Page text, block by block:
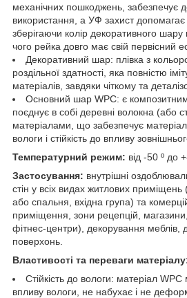
механічних пошкоджень, забезпечує
використання, а УФ захист допомагає
зберігаючи колір декоративного
чого рейка довго має свій первісний
Декоративний шар: плівка з
роздільної здатності, яка повністю
матеріалів, завдяки чіткому та
Основний шар WPC: є
поєднує в собі деревні волокна (або
матеріалами, що забезпечує матеріалу
вологи і стійкість до впливу
Температурний режим: від -50 º до
Застосування: внутрішні
стін у всіх видах житлових приміщень
або спальня, вхідна група) та
приміщення, зони рецепцій,
фітнес-центри), декорування меблів,
поверхонь.
Властивості та переваги
Стійкість до вологи: матеріал WPC
впливу вологи, не набухає і не